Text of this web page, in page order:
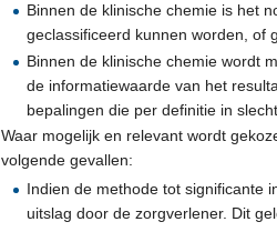
Binnen de klinische chemie is het
geclassificeerd kunnen worden, of
Binnen de klinische chemie wordt
de informatiewaarde van het
bepalingen die per definitie in
Waar mogelijk en relevant wordt
volgende gevallen:
Indien de methode tot significante
uitslag door de zorgverlener. Dit